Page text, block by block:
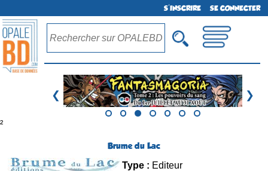
S'INSCRIRE SE CONNECTER
❮ ❯
²
Brume du Lac
Type : Editeur